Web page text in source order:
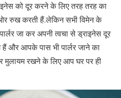
को दूर करने के लिए तरह तरह का
ओर रुख करती हैं.लेकिन सभी विमेन के
जा कर अपनी त्वचा से ड्राइनेस दूर
और आपके पास भी पार्लर जाने का
मुलायम रखने के लिए आप घर पर ही